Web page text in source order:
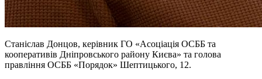
Станіслав Донцов, керівник ГО «Асоціація ОСББ та
кооперативів Дніпровського району Києва» та голова
правління ОСББ «Порядок» Шептицького, 12.